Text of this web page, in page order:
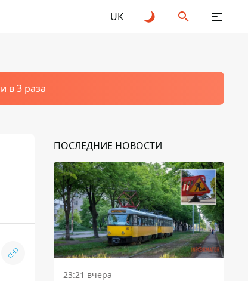
UK
в 3 раза
ПОСЛЕДНИЕ НОВОСТИ
23:21 вчера